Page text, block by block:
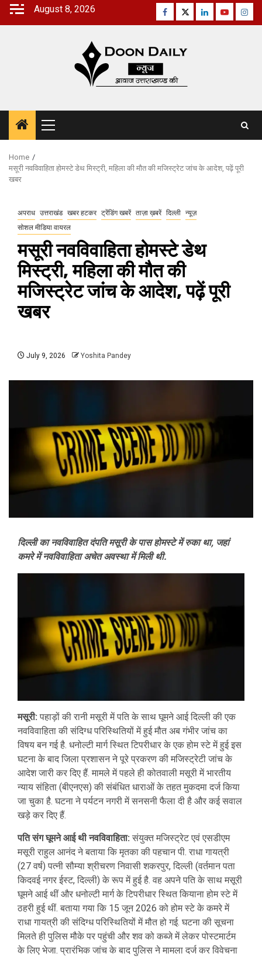
Skip
August 8, 2026 Facebook
TwitterLinkedinYoutube
Primary
Menu
Home
मसूरी नवविवाहिता होमस्टे डेथ मिस्ट्री, महिला की मौत की मजिस्ट्रेट जांच के आदेश, पढ़ें पूरी
खबर
अपराध उत्तराखंड खबर हटकर ट्रेंडिंग खबरें ताज़ा ख़बरें दिल्ली न्यूज़
सोशल मीडिया वायरल
मसूरी नवविवाहिता होमस्टे डेथ
मिस्ट्री, महिला की मौत की
मजिस्ट्रेट जांच के आदेश, पढ़ें पूरी
खबर
July 9, 2026 Yoshita Pandey
दिल्ली का नवविवाहित दंपति मसूरी के पास होमस्टे में रुका था, जहां
कमरे में नवविवाहिता अचेत अवस्था में मिली थी.
मसूरी: पहाड़ों की रानी मसूरी में पति के साथ घूमने आई दिल्ली की एक
नवविवाहिता की संदिग्ध परिस्थितियों में हुई मौत अब गंभीर जांच का
विषय बन गई है. धनोल्टी मार्ग स्थित टिपरीधार के एक होम स्टे में हुई इस
घटना के बाद जिला प्रशासन ने पूरे प्रकरण की मजिस्ट्रेटी जांच के
आदेश जारी कर दिए हैं. मामले में पहले ही कोतवाली मसूरी में भारतीय
न्याय संहिता (बीएनएस) की संबंधित धाराओं के तहत मुकदमा दर्ज किया
जा चुका है. घटना ने पर्यटन नगरी में सनसनी फैला दी है और कई सवाल
खड़े कर दिए हैं.
पति संग घूमने आई थी नवविवाहिता: संयुक्त मजिस्ट्रेट एवं एसडीएम
मसूरी राहुल आनंद ने बताया कि मृतका की पहचान पी. राधा गायत्री
(27 वर्ष) पत्नी सौम्या श्रीचरण निवासी शकरपुर, दिल्ली (वर्तमान पता
किदवई नगर ईस्ट, दिल्ली) के रूप में हुई है. वह अपने पति के साथ मसूरी
घूमने आई थीं और धनोल्टी मार्ग के टिपरीधार स्थित कियाना होम स्टे में
ठहरी हुई थीं. बताया गया कि 15 जून 2026 को होम स्टे के कमरे में
राधा गायत्री की संदिग्ध परिस्थितियों में मौत हो गई. घटना की सूचना
मिलते ही पुलिस मौके पर पहुंची और शव को कब्जे में लेकर पोस्टमार्टम
के लिए भेजा. प्रारंभिक जांच के बाद पुलिस ने मामला दर्ज कर विवेचना